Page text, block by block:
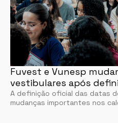
Fuvest e Vunesp
vestibulares após
A definição oficial das datas
mudanças importantes nos